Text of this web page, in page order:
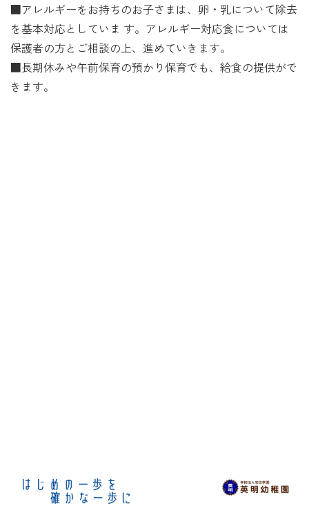
■アレルギーをお持ちのお子さまは、卵・乳について除去
を基本対応としていま す。アレルギー対応食については
保護者の方とご相談の上、進めていきます。
■長期休みや午前保育の預かり保育でも、給食の提供がで
きます。